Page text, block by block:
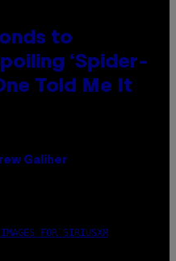
to
‘Spider-
Told Me It
Galiher
FOR SIRIUSXM